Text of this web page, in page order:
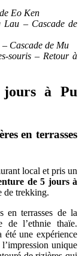
Eo Ken
– Cascade de
Cascade de Mu
souris – Retour à
à Pu
en terrasses
local et pris un
de 5 jours à
de trekking.
en terrasses de la
de l’ethnie thaïe.
été une expérience
unique